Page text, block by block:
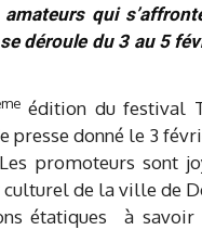
qui
déroule du 3 au 5
édition du festival
presse donné le 3
promoteurs sont
de la ville de
étatiques à